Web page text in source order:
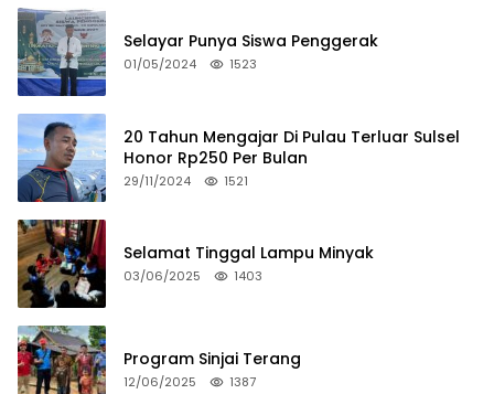
Selayar Punya Siswa Penggerak
01/05/2024 1523
20 Tahun Mengajar Di Pulau Terluar Sulsel
Honor Rp250 Per Bulan
29/11/2024 1521
Selamat Tinggal Lampu Minyak
03/06/2025 1403
Program Sinjai Terang
12/06/2025 1387